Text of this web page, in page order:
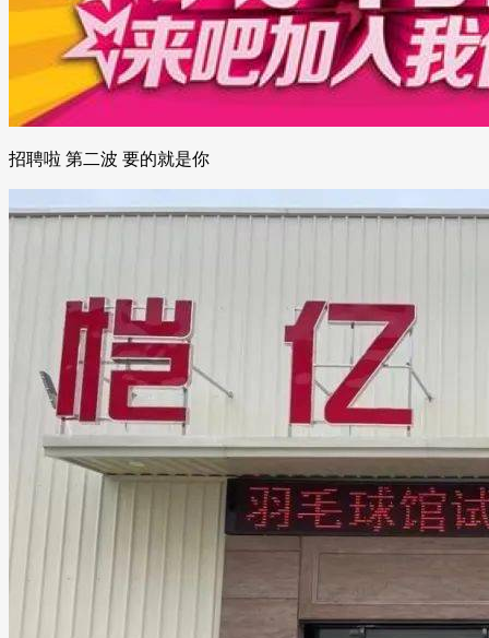
招聘啦 第二波 要的就是你